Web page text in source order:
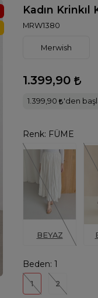
Kadın
MRW1380
Merwish
1.399,90
1.399,90 'den
Renk: FÜME
BEYAZ
Beden: 1
1 2